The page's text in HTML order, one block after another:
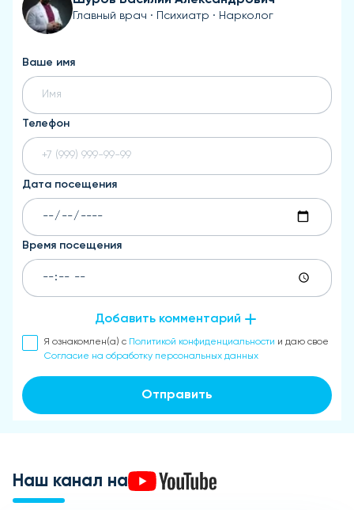
Главный врач · Психиатр · Нарколог
Ваше имя
Телефон
Дата посещения
Время посещения
Добавить комментарий
Я ознакомлен(а) с Политикой конфиденциальности и даю свое
Согласие на обработку персональных данных
Отправить
Наш канал на